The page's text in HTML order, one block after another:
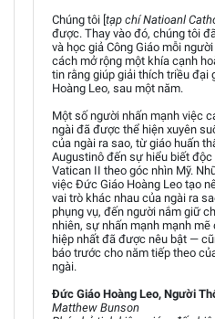
Chúng tôi [tạp chí Natioanl
được. Thay vào đó, chúng tôi
và học giả Công Giáo mỗi
cách mở rộng một khía cạnh
tin rằng giúp giải thích triều đại
Hoàng Leo, sau một năm.
Một số người nhấn mạnh việc
ngài đã được thể hiện xuyên
của ngài ra sao, từ giáo huấn
Augustinô đến sự hiểu biết
Vatican II theo góc nhìn Mỹ.
việc Đức Giáo Hoàng Leo tạo
vai trò khác nhau của ngài ra
phụng vụ, đến người nắm giữ
nhiên, sự nhấn mạnh mạnh
hiệp nhất đã được nêu bật —
báo trước cho năm tiếp theo
ngài.
Đức Giáo Hoàng Leo, Người
Matthew Bunson